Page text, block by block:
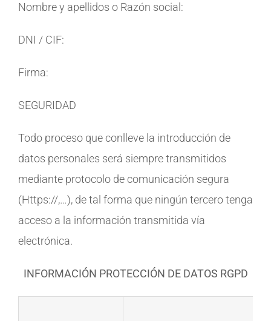
Nombre y apellidos o Razón social:
DNI / CIF:
Firma:
SEGURIDAD
Todo proceso que conlleve la introducción de
datos personales será siempre transmitidos
mediante protocolo de comunicación segura
(Https://,…), de tal forma que ningún tercero tenga
acceso a la información transmitida vía
electrónica.
INFORMACIÓN PROTECCIÓN DE DATOS RGPD